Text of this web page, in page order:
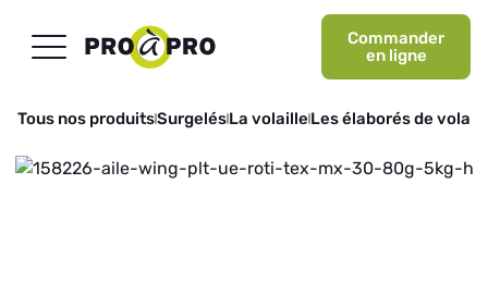
Commander
en ligne
Tous nos produitsSurgelésLa volaille Les élaborés de